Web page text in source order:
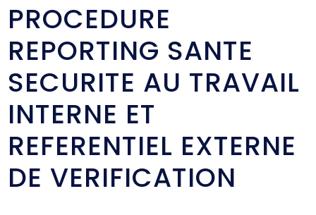
PROCEDURE
REPORTING SANTE
SECURITE AU TRAVAIL
INTERNE ET
REFERENTIEL EXTERNE
DE VERIFICATION